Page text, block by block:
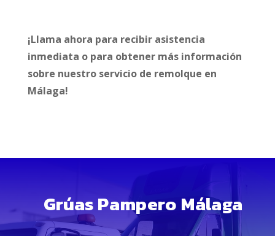
¡Llama ahora para recibir asistencia
inmediata o para obtener más información
sobre nuestro servicio de remolque en
Málaga!
Grúas Pampero Málaga